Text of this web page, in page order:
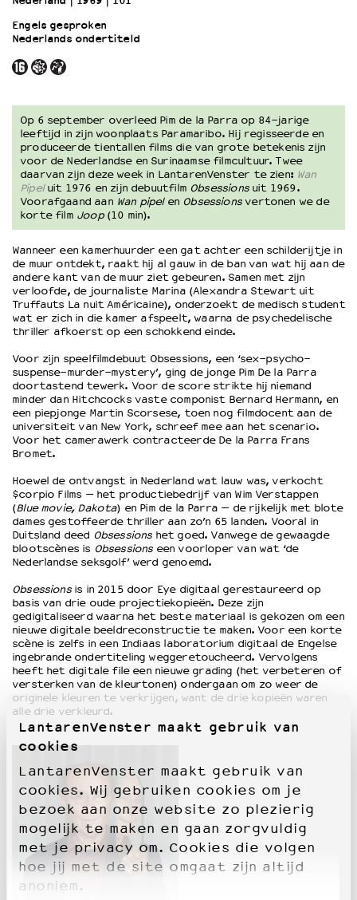
LantarenVenster maakt gebruik van
cookies
LantarenVenster maakt gebruik van
cookies. Wij gebruiken cookies om je
bezoek aan onze website zo plezierig
mogelijk te maken en gaan zorgvuldig
met je privacy om. Cookies die volgen
hoe jij met de site omgaat zijn altijd
anoniem.
OVER LANTARENVENSTER
Wat we doen
Word vriend
Historie
Partners
Huisregels
Privacyverklaring
Integriteits- en gedragscode
Duurzaamheid
Culturele boycot Israël
Ruimte voor artistieke vrijheid – VNPF
Engels gesproken
Nederlands ondertiteld
Op 6 september overleed Pim de la Parra op 84-jarige
leeftijd in zijn woonplaats Paramaribo. Hij regisseerde en
produceerde tientallen films die van grote betekenis zijn
voor de Nederlandse en Surinaamse filmcultuur. Twee
daarvan zijn deze week in LantarenVenster te zien: Wan
Pipeluit 1976 en zijn debuutfilm Obsessionsuit 1969.
Voorafgaand aan Wan pipelen Obsessionsvertonen we de
korte film Joop(10 min).
Wanneer een kamerhuurder een gat achter een schilderijtje in
de muur ontdekt, raakt hij al gauw in de ban van wat hij aan de
andere kant van de muur ziet gebeuren. Samen met zijn
verloofde, de journaliste Marina (Alexandra Stewart uit
Truffauts La nuit Américaine), onderzoekt de medisch student
wat er zich in die kamer afspeelt, waarna de psychedelische
thriller afkoerst op een schokkend einde.
Voor zijn speelfilmdebuut Obsessions, een ‘sex-psycho-
suspense-murder-mystery’, ging de jonge Pim De la Parra
doortastend tewerk. Voor de score strikte hij niemand
minder dan Hitchcocks vaste componist Bernard Hermann, en
een piepjonge Martin Scorsese, toen nog filmdocent aan de
universiteit van New York, schreef mee aan het scenario.
Voor het camerawerk contracteerde De la Parra Frans
Bromet.
Hoewel de ontvangst in Nederland wat lauw was, verkocht
$corpio Films — het productiebedrijf van Wim Verstappen
(Blue movie, Dakota) en Pim de la Parra — de rijkelijk met blote
dames gestoffeerde thriller aan zo’n 65 landen. Vooral in
Duitsland deed Obsessionshet goed. Vanwege de gewaagde
blootscènes is Obsessionseen voorloper van wat ‘de
Nederlandse seksgolf’ werd genoemd.
Obsessionsis in 2015 door Eye digitaal gerestaureerd op
basis van drie oude projectiekopieën. Deze zijn
gedigitaliseerd waarna het beste materiaal is gekozen om een
nieuwe digitale beeldreconstructie te maken. Voor een korte
scène is zelfs in een Indiaas laboratorium digitaal de Engelse
ingebrande ondertiteling weggeretoucheerd. Vervolgens
heeft het digitale file een nieuwe grading (het verbeteren of
versterken van de kleurtonen) ondergaan om zo weer de
originele kleuren te verkrijgen, want de drie kopieën waren
alle drie verkleurd.